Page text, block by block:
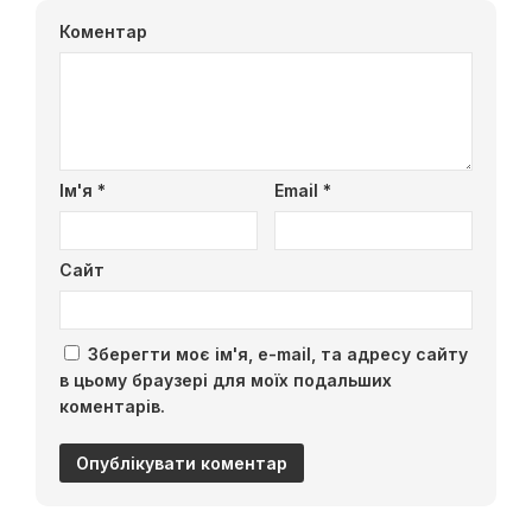
Коментар
Ім'я * Email *
Сайт
Зберегти моє ім'я, e-mail, та адресу сайту
в цьому браузері для моїх подальших
коментарів.